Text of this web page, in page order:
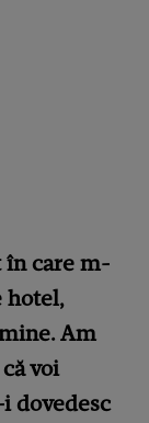
în care m-
hotel,
Am
voi
dovedesc